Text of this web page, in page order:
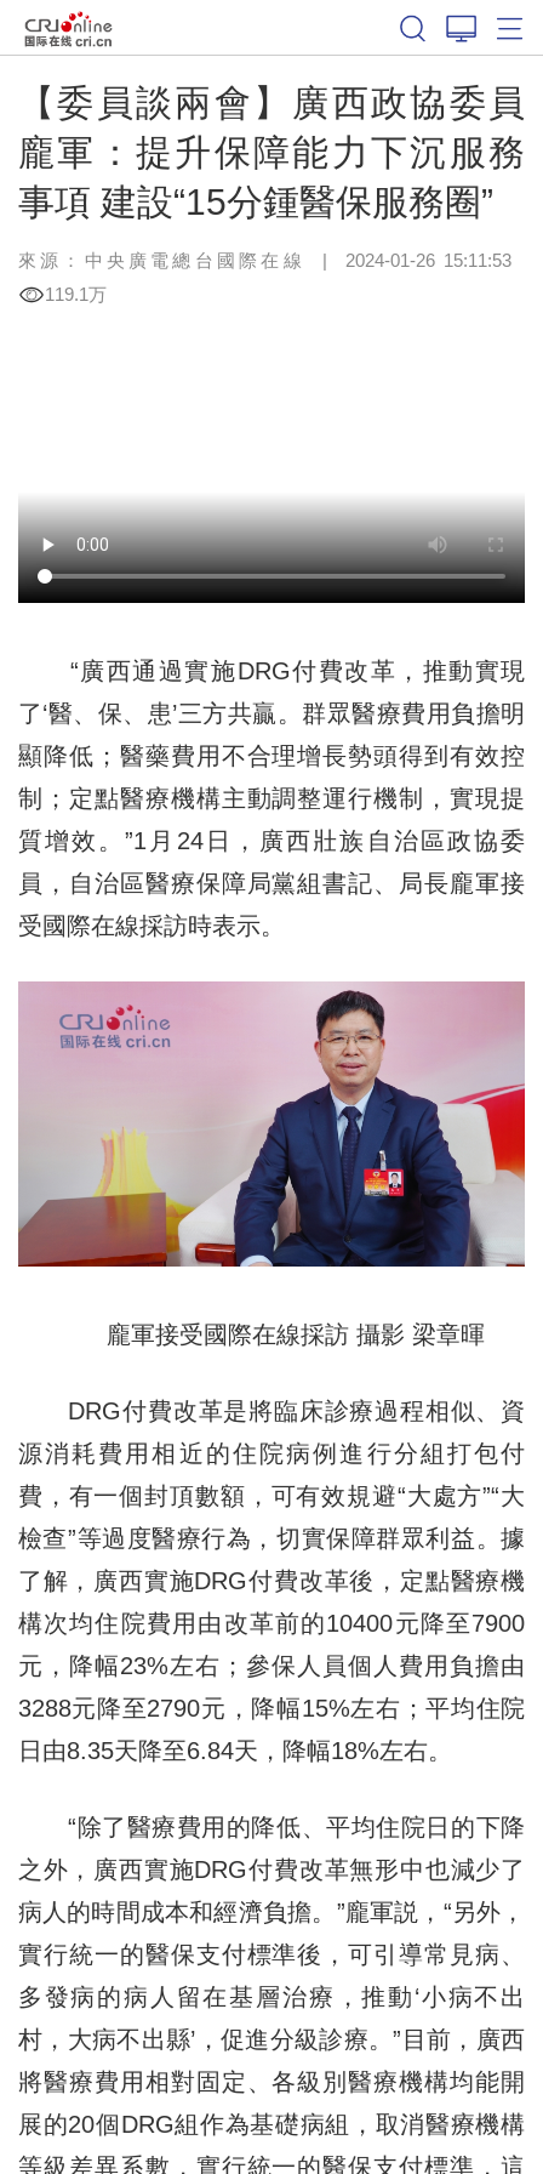
【委員談兩會】廣西政協委員
龐軍：提升保障能力下沉服務
事項 建設“15分鍾醫保服務圈”
來源：中央廣電總台國際在線 | 2024-01-26 15:11:53
119.1万
“廣西通過實施DRG付費改革，推動實現
了‘醫、保、患’三方共贏。群眾醫療費用負擔明
顯降低；醫藥費用不合理增長勢頭得到有效控
制；定點醫療機構主動調整運行機制，實現提
質增效。”1月24日，廣西壯族自治區政協委
員，自治區醫療保障局黨組書記、局長龐軍接
受國際在線採訪時表示。
龐軍接受國際在線採訪 攝影 梁章暉
DRG付費改革是將臨床診療過程相似、資
源消耗費用相近的住院病例進行分組打包付
費，有一個封頂數額，可有效規避“大處方”“大
檢查”等過度醫療行為，切實保障群眾利益。據
了解，廣西實施DRG付費改革後，定點醫療機
構次均住院費用由改革前的10400元降至7900
元，降幅23%左右；參保人員個人費用負擔由
3288元降至2790元，降幅15%左右；平均住院
日由8.35天降至6.84天，降幅18%左右。
“除了醫療費用的降低、平均住院日的下降
之外，廣西實施DRG付費改革無形中也減少了
病人的時間成本和經濟負擔。”龐軍説，“另外，
實行統一的醫保支付標準後，可引導常見病、
多發病的病人留在基層治療，推動‘小病不出
村，大病不出縣’，促進分級診療。”目前，廣西
將醫療費用相對固定、各級別醫療機構均能開
展的20個DRG組作為基礎病組，取消醫療機構
等級差異系數，實行統一的醫保支付標準，這